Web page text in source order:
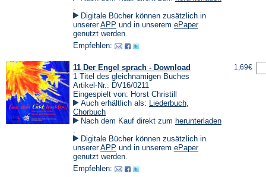
in
einem
neuen
Tab)
.
Digitale Bücher können zusätzlich in
unsererAPP (Öffnet
in
neuen
und in unserem ePaper(Öffnet
genutzt werden.
Empfehlen:
11 Der Engel sprach - Download
1 Titel des gleichnamigen Buches
Artikel-Nr.: DV16/0211
Eingespielt von: Horst Christill
Auch erhältlich als: Liederbuch,
Chorbuch
Nach dem Kauf direkt zum herunterladen
in
einem
neuen
Tab)
.
Digitale Bücher können zusätzlich in
unsererAPP (Öffnet
in
neuen
und in unserem ePaper(Öffnet
genutzt werden.
Empfehlen:
1,69€